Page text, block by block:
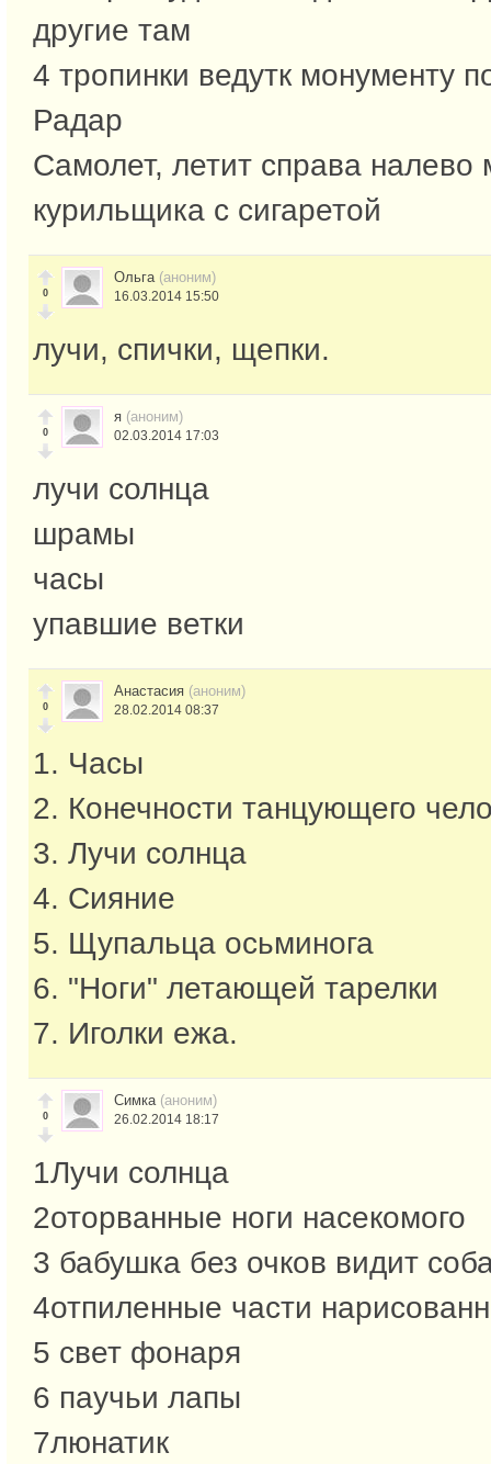
другие там
4 тропинки ведутк монументу
Радар
Самолет, летит справа налево
курильщика с сигаретой
0
Ольга (аноним)
16.03.2014 15:50
лучи, спички, щепки.
0
я (аноним)
02.03.2014 17:03
лучи солнца
шрамы
часы
упавшие ветки
0
Анастасия (аноним)
28.02.2014 08:37
1. Часы
2. Конечности танцующего
3. Лучи солнца
4. Сияние
5. Щупальца осьминога
6. "Ноги" летающей тарелки
7. Иголки ежа.
0
Симка (аноним)
26.02.2014 18:17
1Лучи солнца
2оторванные ноги насекомого
3 бабушка без очков видит
4отпиленные части
5 свет фонаря
6 паучьи лапы
7люнатик